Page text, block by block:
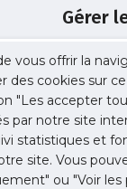
Gérer
vous offrir la
des cookies sur
"Les accepter
par notre site
statistiques et
site. Vous
ou "Voir les